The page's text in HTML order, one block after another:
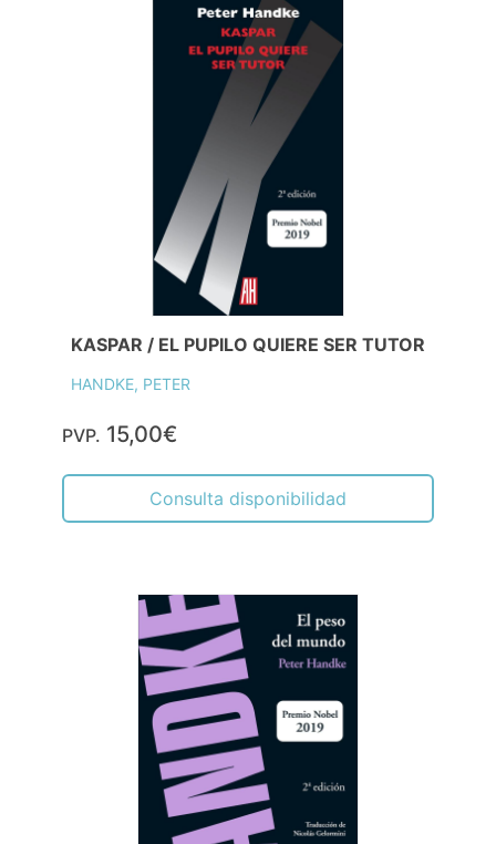
KASPAR / EL PUPILO QUIERE SER TUTOR
HANDKE, PETER
PVP. 15,00€
Consulta disponibilidad